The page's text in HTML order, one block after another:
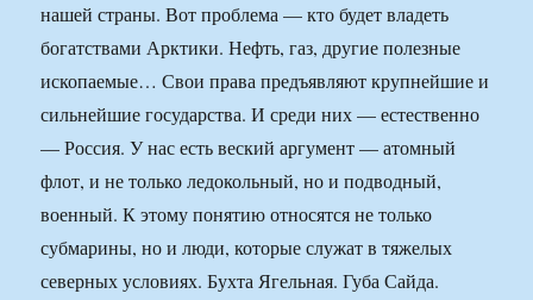
нашей страны. Вот проблема — кто будет владеть
богатствами Арктики. Нефть, газ, другие полезные
ископаемые… Свои права предъявляют крупнейшие и
сильнейшие государства. И среди них — естественно
— Россия. У нас есть веский аргумент — атомный
флот, и не только ледокольный, но и подводный,
военный. К этому понятию относятся не только
субмарины, но и люди, которые служат в тяжелых
северных условиях. Бухта Ягельная. Губа Сайда.